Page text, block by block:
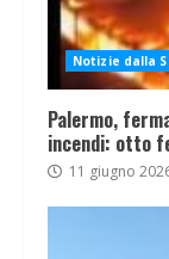
Notizie dalla
Palermo,
incendi: otto
11 giugno